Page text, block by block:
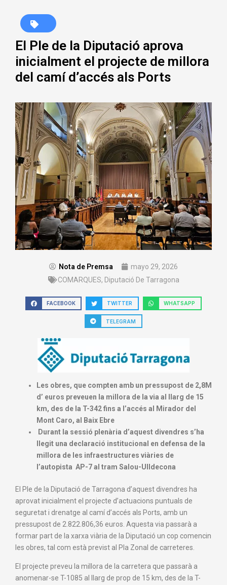
El Ple de la Diputació aprova
inicialment el projecte de millora
del camí d’accés als Ports
Nota de Premsa
mayo 29, 2026
COMARQUES, Diputació De Tarragona
FACEBOOK TWITTER WHATSAPP
TELEGRAM
Les obres, que compten amb un pressupost de 2,8M
d’ euros preveuen la millora de la via al llarg de 15
km, des de la T-342 fins a l’accés al Mirador del
Mont Caro, al Baix Ebre
Durant la sessió plenària d’aquest divendres s’ha
llegit una declaració institucional en defensa de la
millora de les infraestructures viàries de
l’autopista AP-7 al tram Salou-Ulldecona
El Ple de la Diputació de Tarragona d’aquest divendres ha
aprovat inicialment el projecte d’actuacions puntuals de
seguretat i drenatge al camí d’accés als Ports, amb un
pressupost de 2.822.806,36 euros. Aquesta via passarà a
formar part de la xarxa viària de la Diputació un cop comencin
les obres, tal com està previst al Pla Zonal de carreteres.
El projecte preveu la millora de la carretera que passarà a
anomenar-se T-1085 al llarg de prop de 15 km, des de la T-